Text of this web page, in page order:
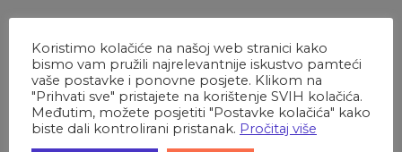
O Oroslavju
Oroslavska povijest vezana je uz dva dvorca oko kojih
se stoljećima i odvijao cjelokupni gospodarski,
drustveni, kulturni, ali i sportski život. Prema dosad
Koristimo kolačiće na našoj web stranici kako
bismo vam pružili najrelevantnije iskustvo pamteći
vaše postavke i ponovne posjete. Klikom na
"Prihvati sve" pristajete na korištenje SVIH kolačića.
Međutim, možete posjetiti "Postavke kolačića" kako
biste dali kontrolirani pristanak. Pročitaj više